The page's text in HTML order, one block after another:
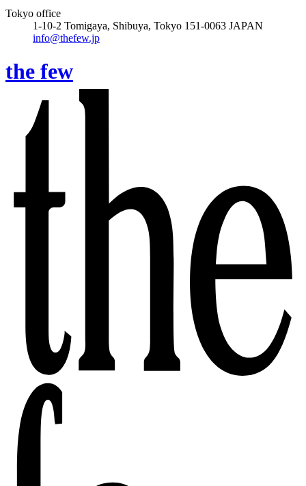
Tokyo office
1-10-2 Tomigaya, Shibuya, Tokyo 151-0063 JAPAN
info@thefew.jp
the few